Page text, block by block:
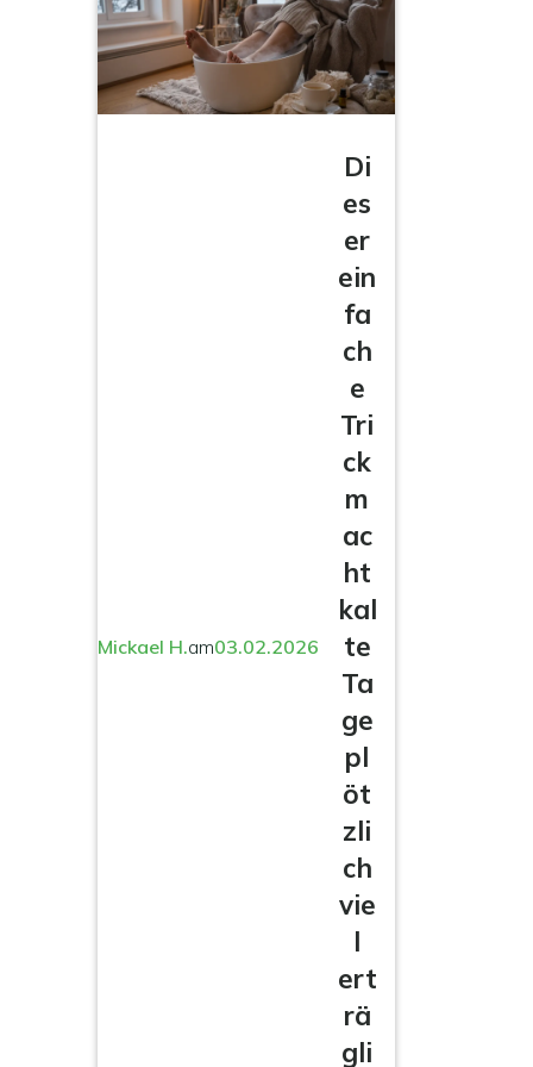
Mickael H.am03.02.2026
Di
es
er
ein
fa
ch
e
Tri
ck
m
ac
ht
kal
te
Ta
ge
pl
öt
zli
ch
vie
l
ert
rä
gli